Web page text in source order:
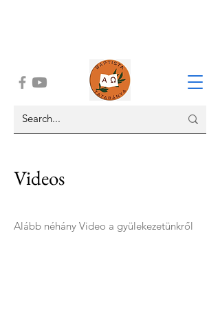
Videos
Alább néhány Video a gyülekezetünkről